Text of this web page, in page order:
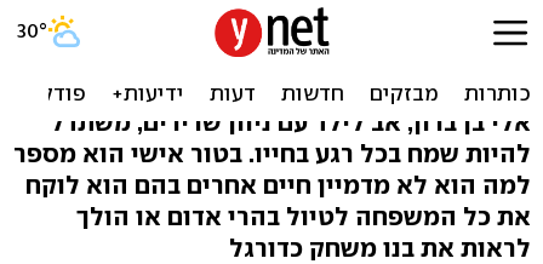
"לא חושב מה היה קורה אם
בני לא היה נכה"
אלי בן ברון, אב לילד עם ניוון שרירים, משתדל
להיות שמח בכל רגע בחייו. בטור אישי הוא מספר
למה הוא לא מדמיין חיים אחרים בהם הוא לוקח
את כל המשפחה לטיול בהרי אדום או הולך
לראות את בנו משחק כדורגל